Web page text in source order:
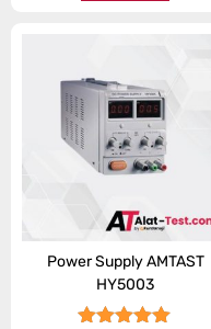
Power Supply AMTAST
HY5003